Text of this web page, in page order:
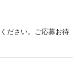
ださい。ご応募お待